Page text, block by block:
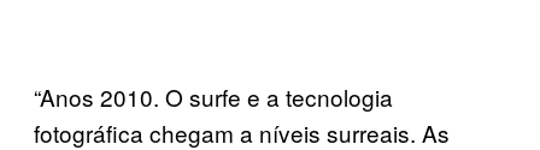
“Anos 2010. O surfe e a tecnologia
fotográfica chegam a níveis surreais. As